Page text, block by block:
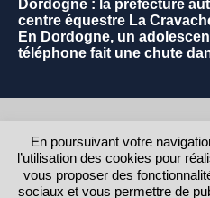
Dordogne : la préfecture
centre équestre La
En Dordogne, un
téléphone fait une chute
RETOUR AU HAUT DE LA PAGE
Contact
En poursuivant votre
l’utilisation des cookies pour
vous proposer des
sociaux et vous permettre de